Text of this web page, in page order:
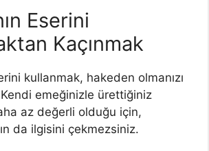
Eserini
Kaçınmak
kullanmak, hakeden olmanızı
emeğinizle ürettiğiniz
az değerli olduğu için,
da ilgisini çekmezsiniz.